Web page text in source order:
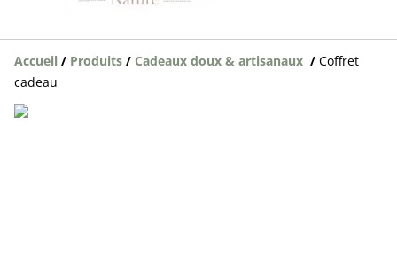
Accueil / Produits / Cadeaux doux & artisanaux / Coffret
cadeau